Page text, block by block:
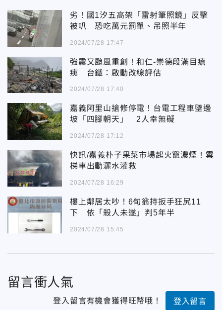
劣！國1汐五高架「雷射筆照鏡」反擊
被叭 恐吃萬元罰單、吊照半年
2024/07/28 17:47
強震又颱風重創！和仁-崇德段滿目瘡
痍 台鐵：啟動改線評估
2024/07/28 17:40
嘉義阿里山搶修停電！台電工程車墜邊
坡「四腳朝天」 2人幸無礙
2024/07/28 17:12
快訊/嘉義朴子果菜市場起火竄濃煙！雲
梯車出動灑水灌救
2024/07/28 16:29
樓上鄰居太吵！6旬翁持扳手狂尻11
下 依「殺人未遂」判5年半
2024/07/28 15:45
留言衝人氣
登入留言有機會獲得旺幣哦！ 登入留言